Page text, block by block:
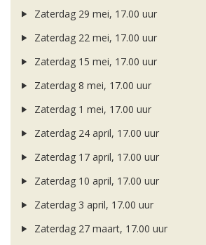
Zaterdag 29 mei, 17.00 uur
Zaterdag 22 mei, 17.00 uur
Zaterdag 15 mei, 17.00 uur
Zaterdag 8 mei, 17.00 uur
Zaterdag 1 mei, 17.00 uur
Zaterdag 24 april, 17.00 uur
Zaterdag 17 april, 17.00 uur
Zaterdag 10 april, 17.00 uur
Zaterdag 3 april, 17.00 uur
Zaterdag 27 maart, 17.00 uur